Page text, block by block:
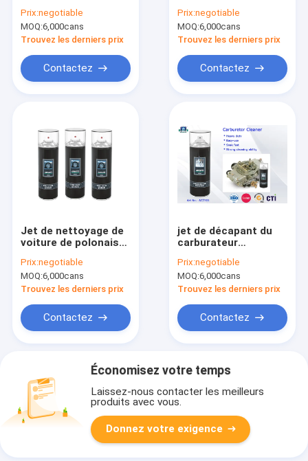
frein
Prix:negotiable
MOQ:6,000cans
Trouvez les derniers prix
Contactez
carburateur
Prix:negotiable
MOQ:6,000cans
Trouvez les derniers prix
Contactez
Jet de nettoyage de
voiture de polonais
Prix:negotiable
MOQ:6,000cans
Trouvez les derniers prix
Contactez
jet de décapant du
carburateur
d'entretien de
voiture de décapant
de carburateur et
d'aérosol
Prix:negotiable
MOQ:6,000cans
Trouvez les derniers prix
Contactez
Économisez votre temps
Laissez-nous contacter les meilleurs
produits avec vous.
Donnez votre exigence